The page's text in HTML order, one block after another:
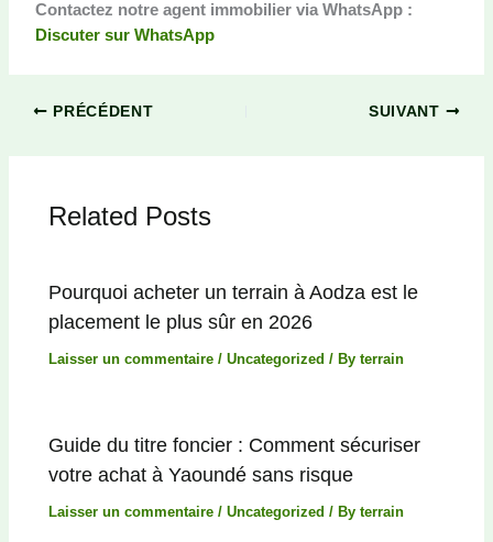
Contactez notre agent immobilier via WhatsApp :
Discuter sur WhatsApp
PRÉCÉDENT SUIVANT
Related Posts
Pourquoi acheter un terrain à Aodza est le
placement le plus sûr en 2026
Laisser un commentaire /Uncategorized / Byterrain
Guide du titre foncier : Comment sécuriser
votre achat à Yaoundé sans risque
Laisser un commentaire /Uncategorized / Byterrain